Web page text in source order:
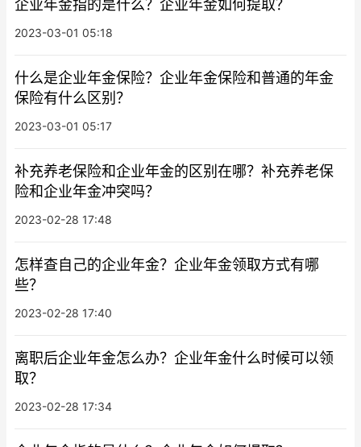
企业年金指的是什么？企业年金如何提取？
2023-03-01 05:18
什么是企业年金保险？企业年金保险和普通的年金
保险有什么区别？
2023-03-01 05:17
补充养老保险和企业年金的区别在哪？补充养老保
险和企业年金冲突吗？
2023-02-28 17:48
怎样查自己的企业年金？企业年金领取方式有哪
些？
2023-02-28 17:40
离职后企业年金怎么办？企业年金什么时候可以领
取？
2023-02-28 17:34